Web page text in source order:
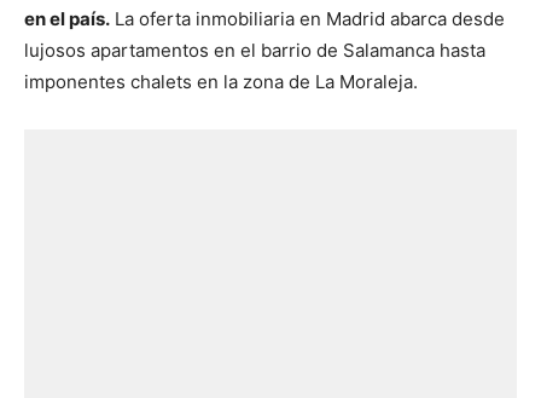
en el país. La oferta inmobiliaria en Madrid abarca desde
lujosos apartamentos en el barrio de Salamanca hasta
imponentes chalets en la zona de La Moraleja.